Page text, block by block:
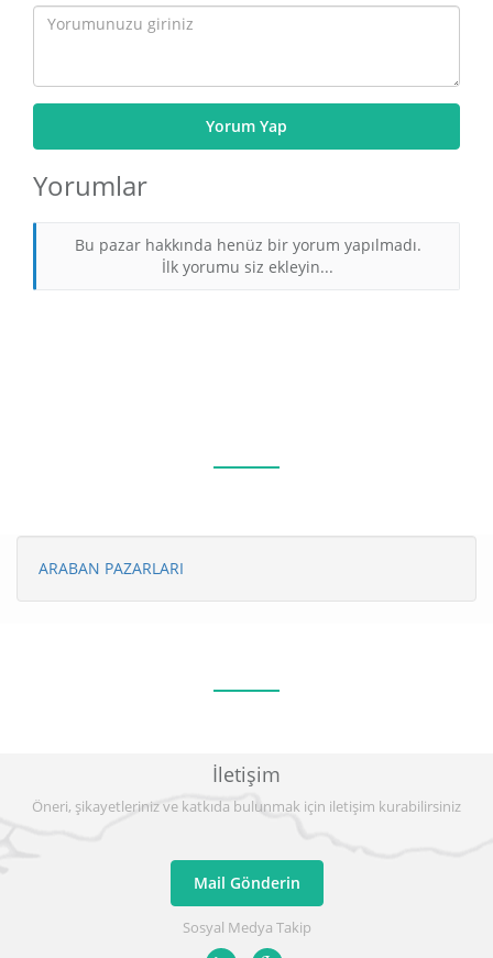
Yorum Yap
Yorumlar
Bu pazar hakkında henüz bir yorum yapılmadı.
İlk yorumu siz ekleyin...
ARABAN PAZARLARI
İletişim
Öneri, şikayetleriniz ve katkıda bulunmak için iletişim kurabilirsiniz
Mail Gönderin
Sosyal Medya Takip